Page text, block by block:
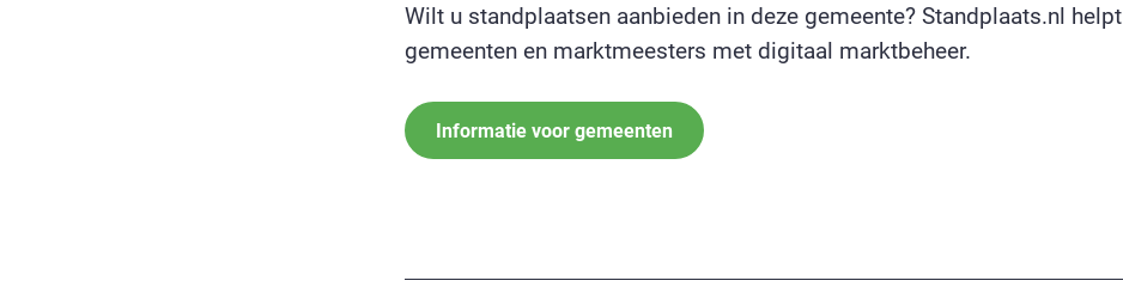
Wilt u standplaatsen aanbieden in deze gemeente? Standplaats.nl helpt
gemeenten en marktmeesters met digitaal marktbeheer.
Informatie voor gemeenten